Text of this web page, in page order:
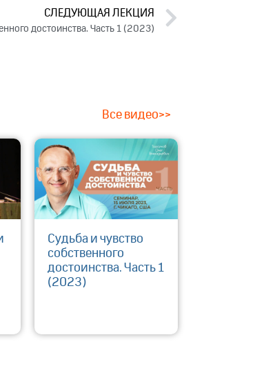
СЛЕДУЮЩАЯ ЛЕКЦИЯ
достоинства. Часть 1 (2023)
Все видео>>
Судьба и чувство
собственного
достоинства. Часть 1
(2023)